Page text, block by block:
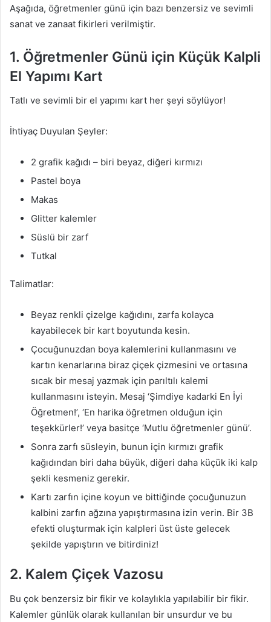
Aşağıda, öğretmenler günü için bazı benzersiz ve sevimli
sanat ve zanaat fikirleri verilmiştir.
1. Öğretmenler Günü için Küçük Kalpli
El Yapımı Kart
Tatlı ve sevimli bir el yapımı kart her şeyi söylüyor!
İhtiyaç Duyulan Şeyler:
2 grafik kağıdı – biri beyaz, diğeri kırmızı
Pastel boya
Makas
Glitter kalemler
Süslü bir zarf
Tutkal
Talimatlar:
Beyaz renkli çizelge kağıdını, zarfa kolayca
kayabilecek bir kart boyutunda kesin.
Çocuğunuzdan boya kalemlerini kullanmasını ve
kartın kenarlarına biraz çiçek çizmesini ve ortasına
sıcak bir mesaj yazmak için parıltılı kalemi
kullanmasını isteyin. Mesaj ‘Şimdiye kadarki En İyi
Öğretmen!’, ‘En harika öğretmen olduğun için
teşekkürler!’ veya basitçe ‘Mutlu öğretmenler günü’.
Sonra zarfı süsleyin, bunun için kırmızı grafik
kağıdından biri daha büyük, diğeri daha küçük iki kalp
şekli kesmeniz gerekir.
Kartı zarfın içine koyun ve bittiğinde çocuğunuzun
kalbini zarfın ağzına yapıştırmasına izin verin. Bir 3B
efekti oluşturmak için kalpleri üst üste gelecek
şekilde yapıştırın ve bitirdiniz!
2. Kalem Çiçek Vazosu
Bu çok benzersiz bir fikir ve kolaylıkla yapılabilir bir fikir.
Kalemler günlük olarak kullanılan bir unsurdur ve bu